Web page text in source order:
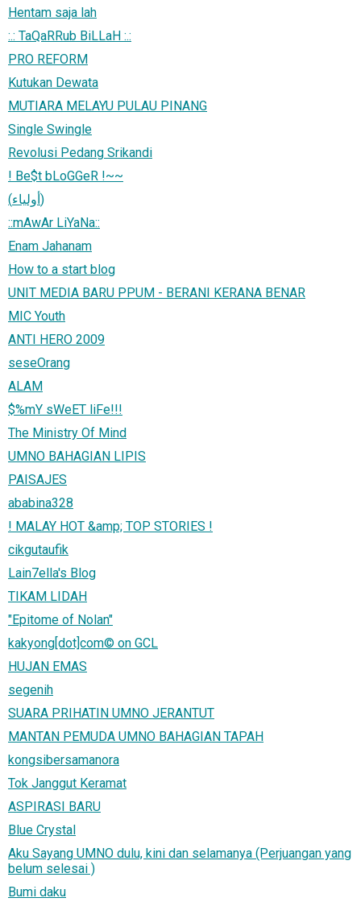
Hentam saja lah
:.: TaQaRRub BiLLaH :.:
PRO REFORM
Kutukan Dewata
MUTIARA MELAYU PULAU PINANG
Single Swingle
Revolusi Pedang Srikandi
! Be$t bLoGGeR !~~
(أولياء)
::mAwAr LiYaNa::
Enam Jahanam
How to a start blog
UNIT MEDIA BARU PPUM - BERANI KERANA BENAR
MIC Youth
ANTI HERO 2009
seseOrang
ALAM
$%mY sWeET liFe!!!
The Ministry Of Mind
UMNO BAHAGIAN LIPIS
PAISAJES
ababina328
! MALAY HOT &amp; TOP STORIES !
cikgutaufik
Lain7ella's Blog
TIKAM LIDAH
"Epitome of Nolan"
kakyong[dot]com© on GCL
HUJAN EMAS
segenih
SUARA PRIHATIN UMNO JERANTUT
MANTAN PEMUDA UMNO BAHAGIAN TAPAH
kongsibersamanora
Tok Janggut Keramat
ASPIRASI BARU
Blue Crystal
Aku Sayang UMNO dulu, kini dan selamanya (Perjuangan yang
belum selesai )
Bumi daku